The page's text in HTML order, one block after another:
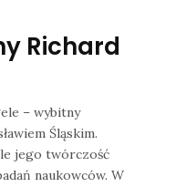
Richard
– wybitny
Śląskim.
jego twórczość
naukowców. W